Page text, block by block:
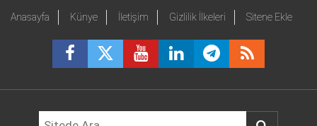
Anasayfa Künye İletişim Gizlilik İlkeleri Sitene Ekle